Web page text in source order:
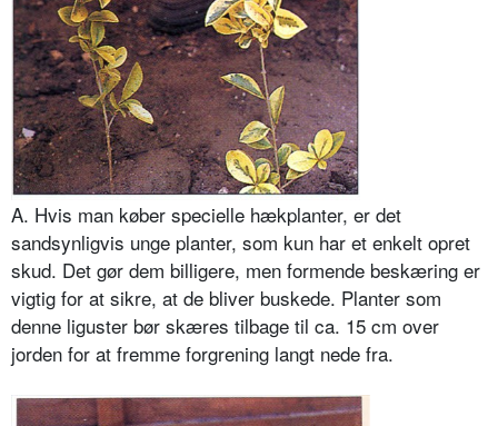
A. Hvis man køber specielle hækplanter, er det
sandsynligvis unge planter, som kun har et enkelt opret
skud. Det gør dem billigere, men formende beskæring er
vigtig for at sikre, at de bliver buskede. Planter som
denne liguster bør skæres tilbage til ca. 15 cm over
jorden for at fremme forgrening langt nede fra.